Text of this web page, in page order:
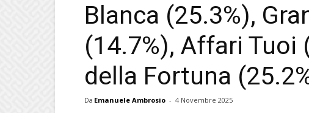
Blanca (25.3%),
(14.7%), Affari Tuoi
della Fortuna
Da Emanuele Ambrosio - 4 Novembre 2025